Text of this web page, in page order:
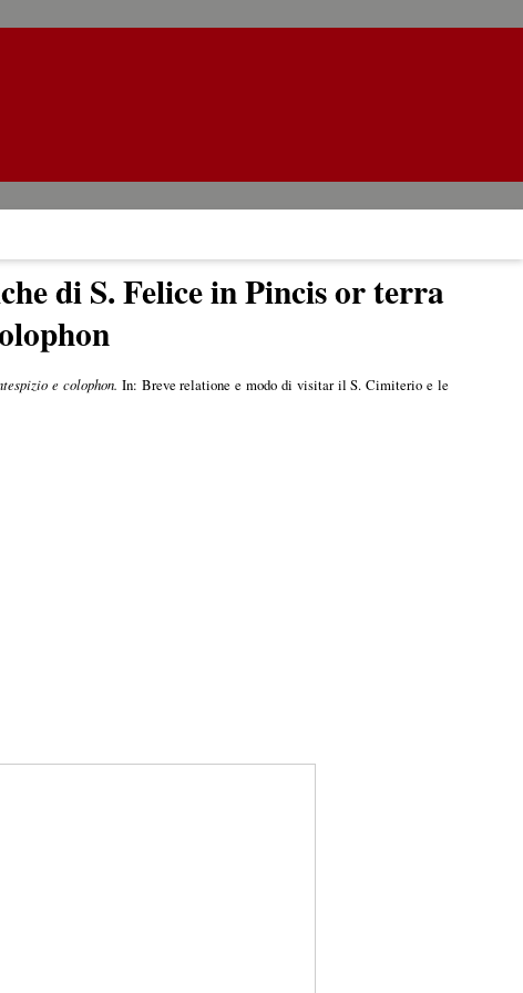
di S. Felice in Pincis or terra
e colophon. In: Breve relatione e modo di visitar il S. Cimiterio e le